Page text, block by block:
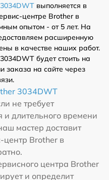
выполняется в
центре Brother в
опытом - от 5 лет. На
расширенную
в качестве наших работ.
будет стоить на
заказа на сайте через
3034DWT
не требует
и длительного времени
мастер доставит
центр Brother в
центра Brother
и определит